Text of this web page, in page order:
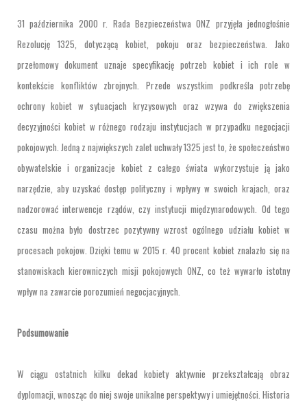
31 października 2000 r. Rada Bezpieczeństwa ONZ przyjęła jednogłośnie
Rezolucję 1325, dotyczącą kobiet, pokoju oraz bezpieczeństwa. Jako
przełomowy dokument uznaje specyfikację potrzeb kobiet i ich role w
kontekście konfliktów zbrojnych. Przede wszystkim podkreśla potrzebę
ochrony kobiet w sytuacjach kryzysowych oraz wzywa do zwiększenia
decyzyjności kobiet w różnego rodzaju instytucjach w przypadku negocjacji
pokojowych. Jedną z największych zalet uchwały 1325 jest to, że społeczeństwo
obywatelskie i organizacje kobiet z całego świata wykorzystuje ją jako
narzędzie, aby uzyskać dostęp polityczny i wpływy w swoich krajach, oraz
nadzorować interwencje rządów, czy instytucji międzynarodowych. Od tego
czasu można było dostrzec pozytywny wzrost ogólnego udziału kobiet w
procesach pokojow. Dzięki temu w 2015 r. 40 procent kobiet znalazło się na
stanowiskach kierowniczych misji pokojowych ONZ, co też wywarło istotny
wpływ na zawarcie porozumień negocjacyjnych.
Podsumowanie
W ciągu ostatnich kilku dekad kobiety aktywnie przekształcają obraz
dyplomacji, wnosząc do niej swoje unikalne perspektywy i umiejętności. Historia